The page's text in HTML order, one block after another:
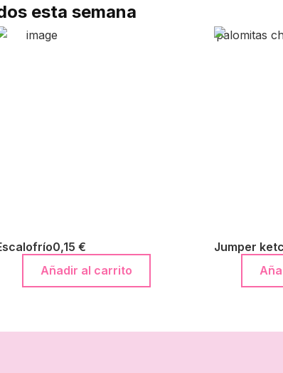
esta semana
0,15 €
Añadir al carrito
Jumper